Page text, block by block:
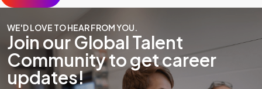
WE'D LOVE TO HEAR FROM YOU.
Join our Global Talent
Community to get career
updates!